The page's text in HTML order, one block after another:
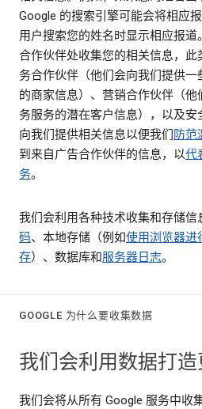
Google 的搜索引擎可能会将相应
用户搜索您的姓名时显示相应报
合作伙伴处收集您的相关信息，
务合作伙伴（他们会向我们提供
的商家信息）、营销合作伙伴（他
务服务的潜在客户信息），以及
向我们提供相关信息以便我们 防范
到来自广告合作伙伴的信息，以代
务。
我们会利用各种技术收集和存储信
码、本地存储（例如使用浏览器进
存）、数据库和服务器日志。
GOOGLE 为什么要收集数据
我们会利用数据打
我们会将从所有 Google 服务中收